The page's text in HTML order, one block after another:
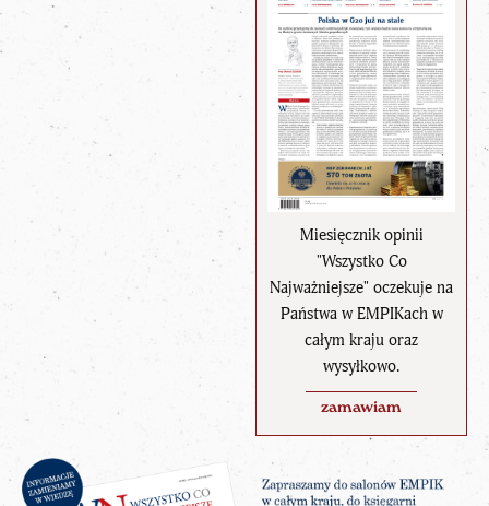
Miesięcznik opinii
"Wszystko Co
Najważniejsze" oczekuje na
Państwa w EMPIKach w
całym kraju oraz
wysyłkowo.
zamawiam